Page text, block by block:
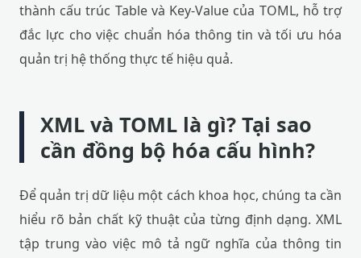
thành cấu trúc Table và Key-Value của TOML, hỗ trợ
đắc lực cho việc chuẩn hóa thông tin và tối ưu hóa
quản trị hệ thống thực tế hiệu quả.
XML và TOML là gì? Tại sao
cần đồng bộ hóa cấu hình?
Để quản trị dữ liệu một cách khoa học, chúng ta cần
hiểu rõ bản chất kỹ thuật của từng định dạng. XML
tập trung vào việc mô tả ngữ nghĩa của thông tin